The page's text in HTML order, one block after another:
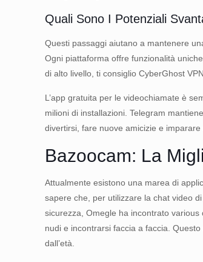
Quali Sono I Potenziali
Questi passaggi aiutano a mantenere
Ogni piattaforma offre funzionalità
di alto livello, ti consiglio CyberGhost VPN.
L’app gratuita per le videochiamate è
milioni di installazioni. Telegram
divertirsi, fare nuove amicizie e
Bazoocam: La
Attualmente esistono una marea di
sapere che, per utilizzare la chat video
sicurezza, Omegle ha incontrato
nudi e incontrarsi faccia a faccia.
dall’età.